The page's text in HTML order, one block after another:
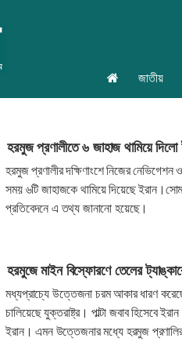
জাতীয়
হরমুজ প্রণালীতে ৬ জাহাজ থামিয়ে দিলো
হরমুজ প্রণালীর দক্ষিণাংশে নিজের নেভিগেশন
সময় ৬টি জাহাজকে থামিয়ে দিয়েছে
প্রতিবেদনে এ তথ্য জানানো হয়েছে।
হরমুজে মাইন বিস্ফোরণে তেলের
মধ্যপ্রাচ্যে উত্তেজনা চরম আকার ধারণ
চালিয়েছে যুক্তরাষ্ট্র। পাল্টা জবাব হিসেবে
ইরান। এমন উত্তেজনার মধ্যে হরমুজ